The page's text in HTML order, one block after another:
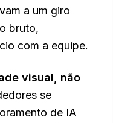
a um giro
bruto,
com a equipe.
visual, não
se
de IA